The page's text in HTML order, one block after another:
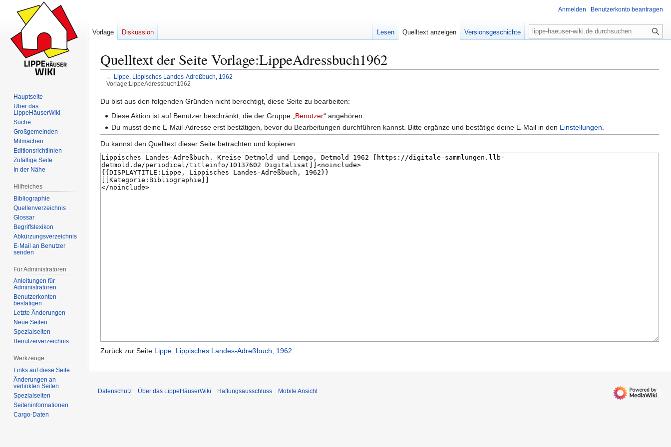
Quelltext der Seite Vorlage:LippeAdressbuch1962
←
Lippe, Lippisches Landes-Adreßbuch, 1962
Vorlage:LippeAdressbuch1962
Zur
Navigation
Zur
Suche
Du bist aus den folgenden Gründen nicht berechtigt, diese Seite zu bearbeiten:
Diese Aktion ist auf Benutzer beschränkt, die der Gruppe „ Benutzer“ angehören.
Du musst deine E-Mail-Adresse erst bestätigen, bevor du Bearbeitungen durchführen kannst. Bitte ergänze und bestätige deine E-Mail in den Einstellungen
Du kannst den Quelltext dieser Seite betrachten und kopieren.
Zurück zur Seite Lippe, Lippisches Landes-Adreßbuch, 1962.
Anmelden Benutzerkonto beantragen
Vorlage Diskussion Lesen Quelltext anzeigen Versionsgeschichte
S
u
e
Hauptseite
Über das
LippeHäuserWiki
Suche
Großgemeinden
Mitmachen
Editionsrichtlinien
Zufällige Seite
In der Nähe
Hilfreiches
Bibliographie
Quellenverzeichnis
Glossar
Begriffslexikon
Abkürzungsverzeichnis
E-Mail an Benutzer
senden
Für Administratoren
Anleitungen für
Administratoren
Benutzerkonten
bestätigen
Letzte Änderungen
Neue Seiten
Spezialseiten
Benutzerverzeichnis
Werkzeuge
Links auf diese Seite
Änderungen an
verlinkten Seiten
Spezialseiten
Seiten­­informationen
Cargo-Daten
Datenschutz Über das LippeHäuserWiki Haftungsausschluss Mobile Ansicht